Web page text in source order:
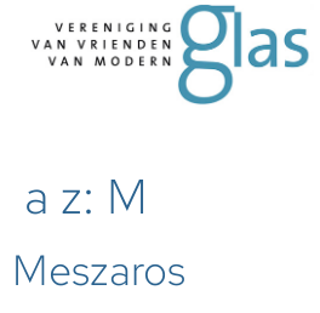
a z: M
Meszaros